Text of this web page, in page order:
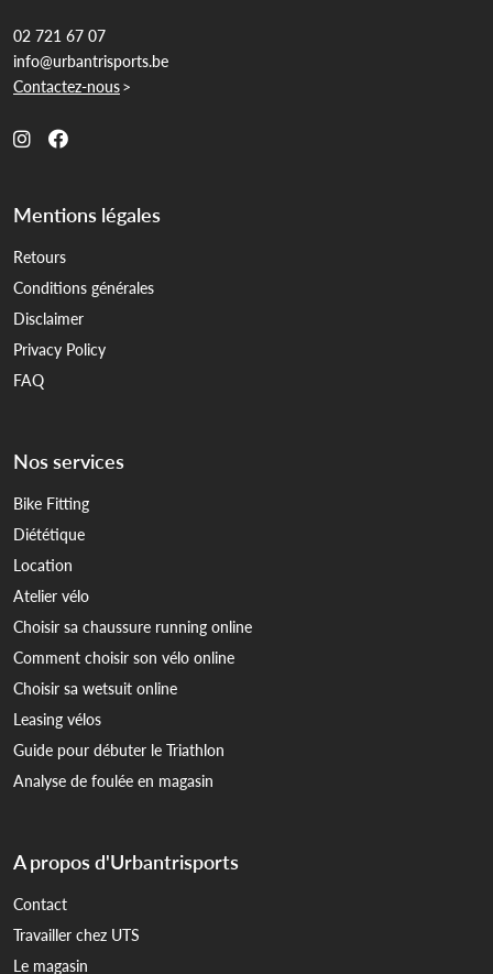
02 721 67 07
info@urbantrisports.be
Contactez-nous>
Mentions légales
Retours
Conditions générales
Disclaimer
Privacy Policy
FAQ
Nos services
Bike Fitting
Diététique
Location
Atelier vélo
Choisir sa chaussure running online
Comment choisir son vélo online
Choisir sa wetsuit online
Leasing vélos
Guide pour débuter le Triathlon
Analyse de foulée en magasin
A propos d'Urbantrisports
Contact
Travailler chez UTS
Le magasin